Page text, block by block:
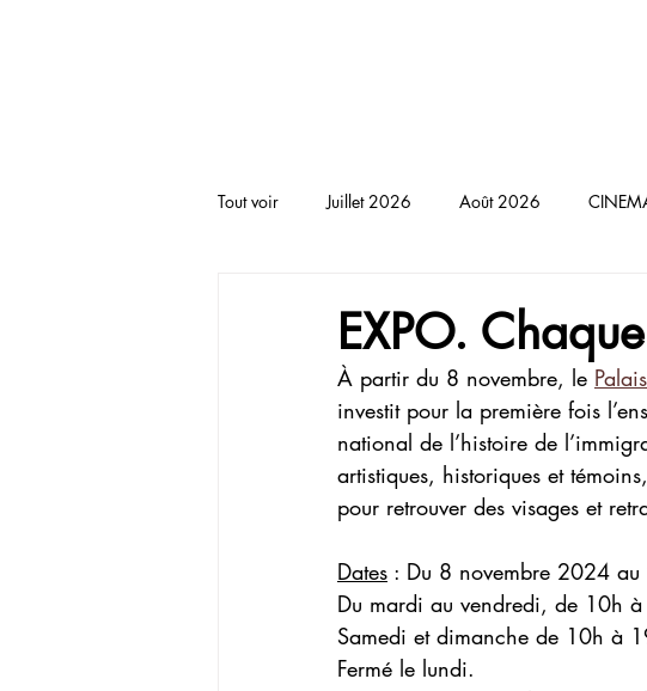
Tout voir Juillet 2026 Août 2026
EXPO.
À partir du 8 novembre, le
investit pour la première fois
national de l’histoire de
artistiques, historiques et
pour retrouver des visages et
Dates : Du 8 novembre 2024
Du mardi au vendredi, de 10h
Samedi et dimanche de 10h à
Fermé le lundi.